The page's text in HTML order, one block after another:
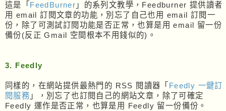
這是「 FeedBurner 」的系列文教學，Feedburner 提供讀者
用 email 訂閱文章的功能，別忘了自己也用 email 訂閱一
份，除了可測試訂閱功能是否正常，也算是用 email 留一份
備份(反正 Gmail 空間根本不用錢似的)。
3. Feedly
同樣的，在網站提供最熱門的 RSS 閱讀器「 Feedly 一鍵訂
閱服務 」，別忘了也訂閱自己的網站文章，除了可確定
Feedly 運作是否正常，也算是用 Feedly 留一份備份。